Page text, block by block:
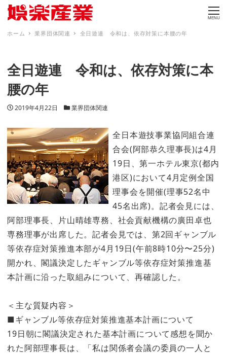
MENU
ホーム 業界団体関連 全日遊連 令和は、依存対策に本腰の年
全日遊連 令和は、依存対策に本
腰の年
投稿日
2019年4月22日 カテゴリー
業界団体関連
全日本遊技事業協同組合連
合会(阿部恭久理事長)は4月
19日、第一ホテル東京(都内
港区)において4月定例全国
理事会を開催(理事52名中
45名出席)。記者会見には、
阿部理事長、片山晴雄専務、社会貢献機構の廣田卓也
専務理事が出席した。記者会見では、第2回ギャンブル
等依存症対策推進本部が4月19日(午前8時10分〜25分)
開かれ、閣議決定したギャンブル等依存症対策推進基
本計画に沿った取組みについて、再確認した。
＜主な質疑内容＞
■ギャンブル等依存症対策推進基本計画について
19日朝に閣議決定された基本計画について感想を聞か
れた阿部理事長は、「私は関係者会議の委員の一人と